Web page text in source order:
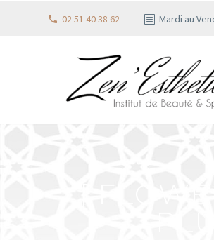
02 51 40 38 62 Mardi au